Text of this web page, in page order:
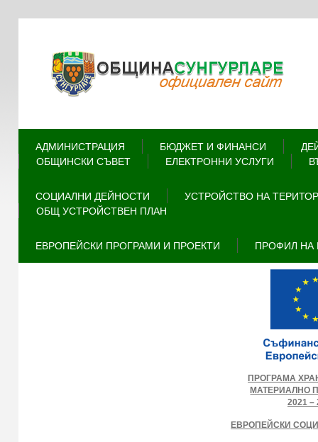
АДМИНИСТРАЦИЯ БЮДЖЕТ И ФИНАНСИ
ОБЩИНСКИ СЪВЕТ
ЕЛЕКТРОННИ УСЛУГИ
СОЦИАЛНИ ДЕЙНОСТИ
УСТРОЙСТВО НА
ОБЩ УСТРОЙСТВЕН ПЛАН
ЕВРОПЕЙСКИ ПРОГРАМИ И ПРОЕКТИ ПРОФИЛ НА
ПРОГРАМА
МАТЕРИАЛНО
2021 –
ЕВРОПЕЙСКИ